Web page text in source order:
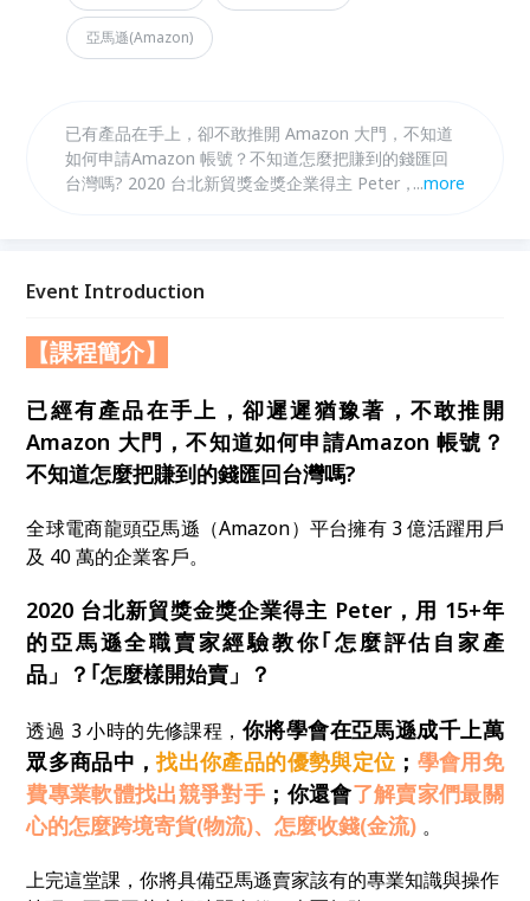
亞馬遜(Amazon)
已有產品在手上，卻不敢推開 Amazon 大門，不知道
如何申請Amazon 帳號？不知道怎麼把賺到的錢匯回
台灣嗎? 2020 台北新貿獎金獎企業得主 Peter，用
勢與定位；用免費專業軟體找出競爭對手；了解賣家們
這堂課，你將具備亞馬遜賣家該有的專業知識與操作技
巧、不用再花大把時間金錢、走冤枉路！
...more
Event Introduction
【課程簡介】
已經有產品在手上，卻遲遲猶豫著，不敢推開
Amazon 大門，不知道如何申請Amazon 帳號？
不知道怎麼把賺到的錢匯回台灣嗎?
全球電商龍頭亞馬遜（Amazon）平台擁有 3 億活躍用戶
及 40 萬的企業客戶。
2020 台北新貿獎金獎企業得主 Peter，用 15+年
的亞馬遜全職賣家經驗教你｢怎麼評估自家產
品」？｢怎麼樣開始賣」？
透過 3 小時的先修課程，你將學會在亞馬遜成千上萬
眾多商品中，找出你產品的優勢與定位 ； 學會用免
費專業軟體找出競爭對手 ；你還會了解賣家們最關
心的怎麼跨境寄貨(物流)、怎麼收錢(金流) 。
上完這堂課，你將具備亞馬遜賣家該有的專業知識與操作